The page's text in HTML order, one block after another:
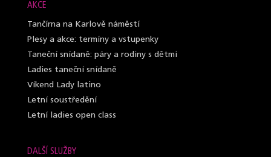
AKCE
Tančírna na Karlově náměstí
Plesy a akce: termíny a vstupenky
Taneční snídaně: páry a rodiny s dětmi
Ladies taneční snídaně
Víkend Lady latino
Letní soustředění
Letní ladies open class
DALŠÍ SLUŽBY